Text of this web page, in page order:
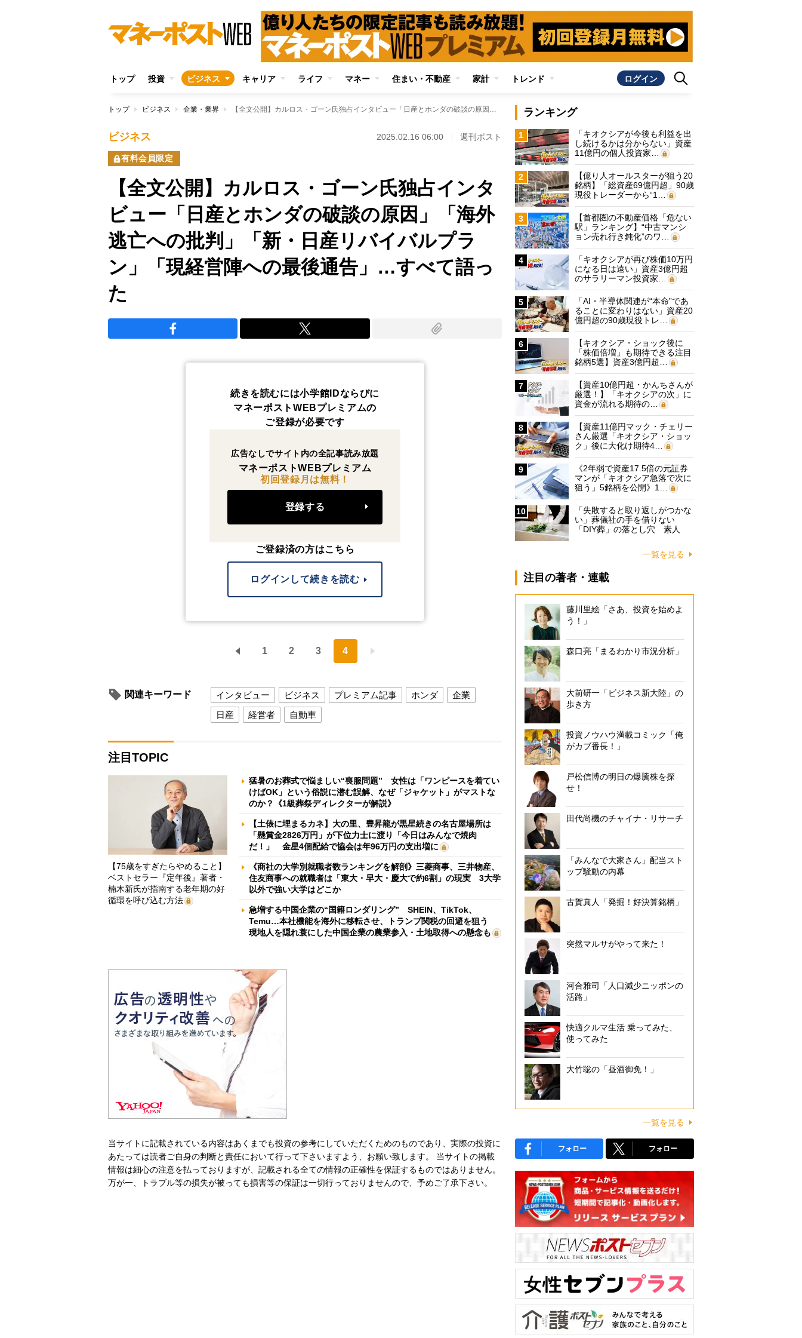
トップ 投資 ビジネス キャリア ライフ マネー 住まい・不動産 家計 トレンド ログイン
トップ ビジネス 企業・業界 【全文公開】カルロス・ゴーン氏独占インタビュー「日産とホンダの破談の原因」「海外逃亡への批判」「新・日産リバイバルプラン」「現経営陣への最後通告」…すべて語った
ビジネス 2025.02.16 06:00 週刊ポスト
有料会員限定
【全文公開】カルロス・ゴーン氏独占インタ
ビュー「日産とホンダの破談の原因」「海外
逃亡への批判」「新・日産リバイバルプラ
ン」「現経営陣への最後通告」…すべて語っ
た
続きを読むには小学館IDならびに
マネーポストWEBプレミアムの
ご登録が必要です
広告なしでサイト内の全記事読み放題
マネーポストWEBプレミアム
初回登録月は無料！
登録する
ご登録済の方はこちら
ログインして続きを読む
1 2 3 4
関連キーワード インタビュー ビジネス プレミアム記事 ホンダ
企業
日産
経営者 自動車
注目TOPIC
【75歳をすぎたらやめること】
ベストセラー『定年後』著者・
楠木新氏が指南する老年期の好
循環を呼び込む方法
猛暑のお葬式で悩ましい“喪服問題” 女性は「ワンピースを着てい
けばOK」という俗説に潜む誤解、なぜ「ジャケット」がマストな
のか？《1級葬祭ディレクターが解説》
【土俵に埋まるカネ】大の里、豊昇龍が黒星続きの名古屋場所は
「懸賞金2826万円」が下位力士に渡り「今日はみんなで焼肉
だ！」 金星4個配給で協会は年96万円の支出増に
《商社の大学別就職者数ランキングを解剖》三菱商事、三井物産、
住友商事への就職者は「東大・早大・慶大で約6割」の現実 3大学
以外で強い大学はどこか
急増する中国企業の“国籍ロンダリング” SHEIN、TikTok、
Temu…本社機能を海外に移転させ、トランプ関税の回避を狙う
現地人を隠れ蓑にした中国企業の農業参入・土地取得への懸念も
当サイトに記載されている内容はあくまでも投資の参考にしていただくためのものであり、実際の投資に
あたっては読者ご自身の判断と責任において行って下さいますよう、お願い致します。 当サイトの掲載
情報は細心の注意を払っておりますが、記載される全ての情報の正確性を保証するものではありません。
万が一、トラブル等の損失が被っても損害等の保証は一切行っておりませんので、予めご了承下さい。
ランキング
1
「キオクシアが今後も利益を出
し続けるかは分からない」資産
11億円の個人投資家…
2
【億り人オールスターが狙う20
銘柄】「総資産69億円超」90歳
現役トレーダーから“1…
3
【首都圏の不動産価格「危ない
駅」ランキング】“中古マンシ
ョン売れ行き鈍化”のワ…
4
「キオクシアが再び株価10万円
になる日は遠い」資産3億円超
のサラリーマン投資家…
5
「AI・半導体関連が“本命”であ
ることに変わりはない」資産20
億円超の90歳現役トレ…
6
【キオクシア・ショック後に
「株価倍増」も期待できる注目
銘柄5選】資産3億円超…
7
【資産10億円超・かんちさんが
厳選！】「キオクシアの次」に
資金が流れる期待の…
8
【資産11億円マック・チェリー
さん厳選「キオクシア・ショッ
ク」後に大化け期待4…
9
《2年弱で資産17.5倍の元証券
マンが「キオクシア急落で次に
狙う」5銘柄を公開》1…
10
「失敗すると取り返しがつかな
い」葬儀社の手を借りない
「DIY葬」の落とし穴 素人
一覧を見る
注目の著者・連載
藤川里絵「さあ、投資を始めよ
う！」
森口亮「まるわかり市況分析」
大前研一「ビジネス新大陸」の
歩き方
投資ノウハウ満載コミック「俺
がカブ番長！」
戸松信博の明日の爆騰株を探
せ！
田代尚機のチャイナ・リサーチ
「みんなで大家さん」配当スト
ップ騒動の内幕
古賀真人「発掘！好決算銘柄」
突然マルサがやって来た！
河合雅司「人口減少ニッポンの
活路」
快適クルマ生活 乗ってみた、
使ってみた
大竹聡の「昼酒御免！」
一覧を見る
フォロー フォロー